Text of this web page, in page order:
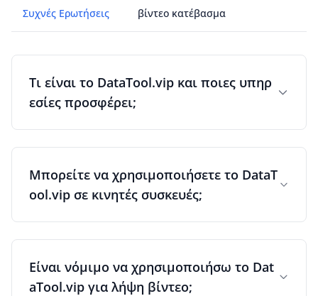
Συχνές Ερωτήσεις βίντεο κατέβασμα
Τι είναι το DataTool.vip και ποιες υπηρ
εσίες προσφέρει;
Μπορείτε να χρησιμοποιήσετε το DataT
ool.vip σε κινητές συσκευές;
Είναι νόμιμο να χρησιμοποιήσω το Dat
aTool.vip για λήψη βίντεο;